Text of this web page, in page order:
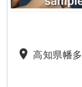
place 高知県幡